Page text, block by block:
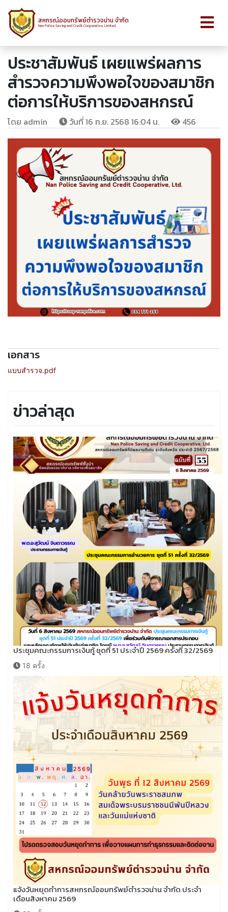
สหกรณ์ออมทรัพย์ตำรวจน่าน จำกัด
Nan Police Saving and Credit Cooperative, Limited.
ประชาสัมพันธ์ เผยแพร่ผลการ
สำรวจความพึงพอใจของสมาชิก
ต่อการให้บริการของสหกรณ์
โดย admin วันที่ 16 ก.ย. 2568 16:04 น. 456
เอกสาร
แบบสำรวจ.pdf
ข่าวล่าสุด
ประชุมคณะกรรมการเงินกู้ ชุดที่ 51 ประจำปี 2569 ครั้งที่ 32/2569
18 ครั้ง
แจ้งวันหยุดทำการสหกรณ์ออมทรัพย์ตำรวจน่าน จำกัด ประจำ
เดือนสิงหาคม 2569